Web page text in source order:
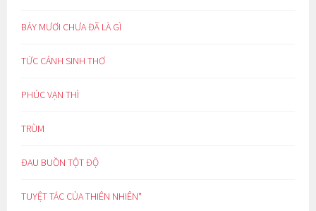
BẢY MƯƠI CHƯA ĐÃ LÀ GÌ
TỨC CẢNH SINH THƠ
PHÚC VẠN THÌ
TRÙM
ĐAU BUỒN TỘT ĐỘ
TUYỆT TÁC CỦA THIÊN NHIÊN*